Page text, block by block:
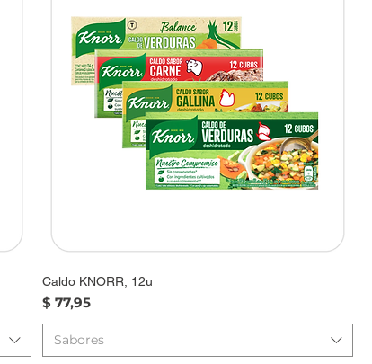
Caldo KNORR, 12u
Precio
$ 77,95
Sabores